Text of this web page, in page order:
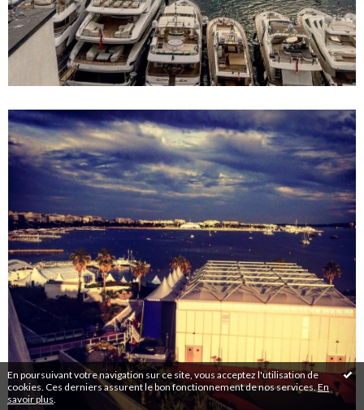
En poursuivant votre navigation sur ce site, vous acceptez l'utilisation de
cookies. Ces derniers assurent le bon fonctionnement de nos services. En
savoir plus